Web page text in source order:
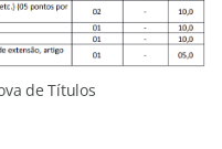
de Títulos